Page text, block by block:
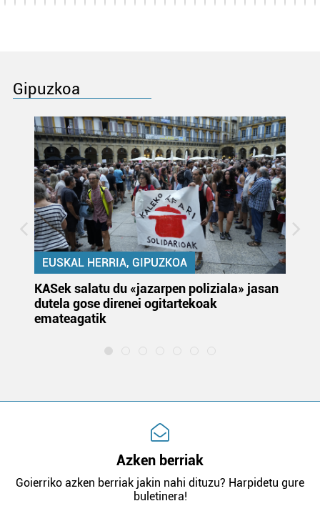
Gipuzkoa
EUSKAL HERRIA, GIPUZKOA
KASek salatu du «jazarpen poliziala» jasan
dutela gose direnei ogitartekoak
emateagatik
Azken berriak
Goierriko azken berriak jakin nahi dituzu? Harpidetu gure
buletinera!